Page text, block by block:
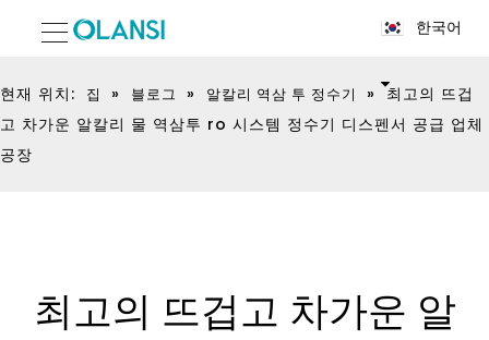
한국어
현재 위치: 집 » 블로그 » 알칼리 역삼 투 정수기 »
최고의 뜨겁
고 차가운 알칼리 물 역삼투 ro 시스템 정수기 디스펜서 공급 업체
공장
최고의 뜨겁고 차가운 알